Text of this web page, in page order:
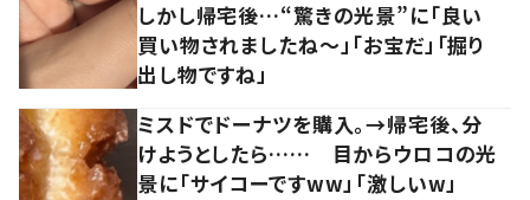
しかし帰宅後…“驚きの光景”に「良い
買い物されましたね～」「お宝だ」「掘り
出し物ですね」
ミスドでドーナツを購入。→帰宅後、分
けようとしたら…… 目からウロコの光
景に「サイコーですww」「激しいw」